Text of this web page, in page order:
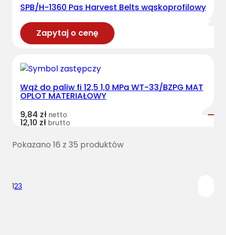
SPB/H-1360 Pas Harvest Belts wąskoprofilowy
Zapytaj o cenę
Wąż do paliw fi 12,5 1,0 MPa WT-33/BZPG MAT
OPLOT MATERIAŁOWY
9,84 zł netto
12,10 zł brutto
Pokazano 16 z 35 produktów
123